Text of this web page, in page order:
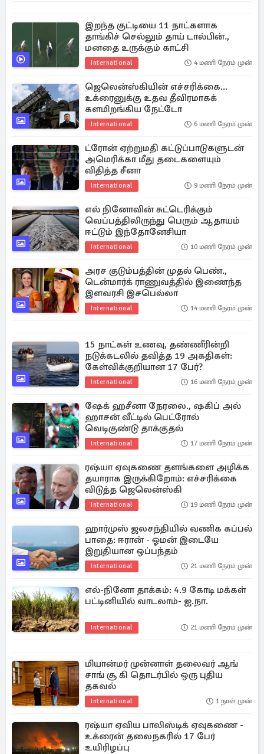
இறந்த குட்டியை 11 நாட்களாக
தாங்கிச் செல்லும் தாய் டால்பின்.,
மனதை உருக்கும் காட்சி
International 4 மணி நேரம் முன்
ஜெலென்ஸ்கியின் எச்சரிக்கை...
உக்ரைனுக்கு உதவ தீவிரமாகக்
களமிறங்கிய நேட்டோ
International 6 மணி நேரம் முன்
ட்ரோன் ஏற்றுமதி கட்டுப்பாடுகளுடன்
அமெரிக்கா மீது தடைகளையும்
விதித்த சீனா
International 9 மணி நேரம் முன்
எல் நினோவின் சுட்டெரிக்கும்
வெப்பத்திலிருந்து பெரும் ஆதாயம்
ஈட்டும் இந்தோனேசியா
International 10 மணி நேரம் முன்
அரச குடும்பத்தின் முதல் பெண்.,
டென்மார்க் ராணுவத்தில் இணைந்த
இளவரசி இசபெல்லா
International 14 மணி நேரம் முன்
15 நாட்கள் உணவு, தண்ணீரின்றி
நடுக்கடலில் தவித்த 19 அகதிகள்:
கேள்விக்குறியான 17 பேர்?
International 16 மணி நேரம் முன்
ஷேக் ஹசீனா நேரலை., ஷகிப் அல்
ஹாசன் வீட்டில் பெட்ரோல்
வெடிகுண்டு தாக்குதல்
International 17 மணி நேரம் முன்
ரஷ்யா ஏவுகணை தளங்களை அழிக்க
தயாராக இருக்கிறோம்: எச்சரிக்கை
விடுத்த ஜெலென்ஸ்கி
International 19 மணி நேரம் முன்
ஹார்முஸ் ஜலசந்தியில் வணிக கப்பல்
பாதை: ஈரான் - ஓமன் இடையே
இறுதியான ஒப்பந்தம்
International 21 மணி நேரம் முன்
எல்-நினோ தாக்கம்: 4.9 கோடி மக்கள்
பட்டினியில் வாடலாம்- ஐ.நா.
International 21 மணி நேரம் முன்
மியான்மர் முன்னாள் தலைவர் ஆங்
சாங் சூ கி தொடர்பில் ஒரு புதிய
தகவல்
International 1 நாள் முன்
ரஷ்யா ஏவிய பாலிஸ்டிக் ஏவுகணை -
உக்ரைன் தலைநகரில் 17 பேர்
உயிரிழப்பு